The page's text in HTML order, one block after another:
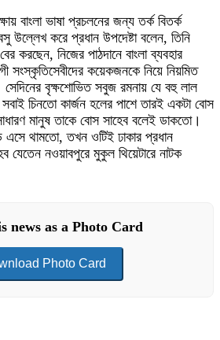
বাংলা ভাষা প্রচলনের জন্য তর্ক বিতর্ক
উল্লেখ করে প্রধান উপদেষ্টা বলেন, তিনি
করছেন, নিজের পাঠদানে বাংলা ব্যবহার
সংস্কৃতিসেবীদের কয়েকজনকে নিয়ে নিয়মিত
বৃক্ষশোভিত সবুজ রমনায় যে বহু লাল
সবাই চিনতো কার্জন হলের পাশে তারই একটা বোস
মানুষ তাকে বোস সাহেব বলেই ডাকতো।
এসে থামতো, তখন ওটিই ঢাকার প্রধান
যেতেন নওয়াবপুরে মুকুল থিয়েটারে নাটক
news as a Photo Card
Photo Card